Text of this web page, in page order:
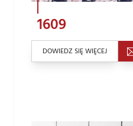
1609
DOWIEDZ SIĘ WIĘCEJ